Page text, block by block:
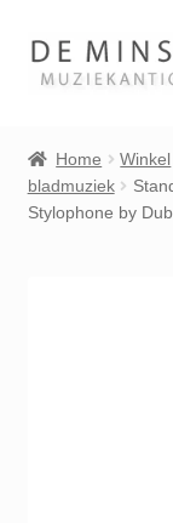
Ga
door
Ga
naar
Contact
Home Winkel
bladmuziek
Stylophone by